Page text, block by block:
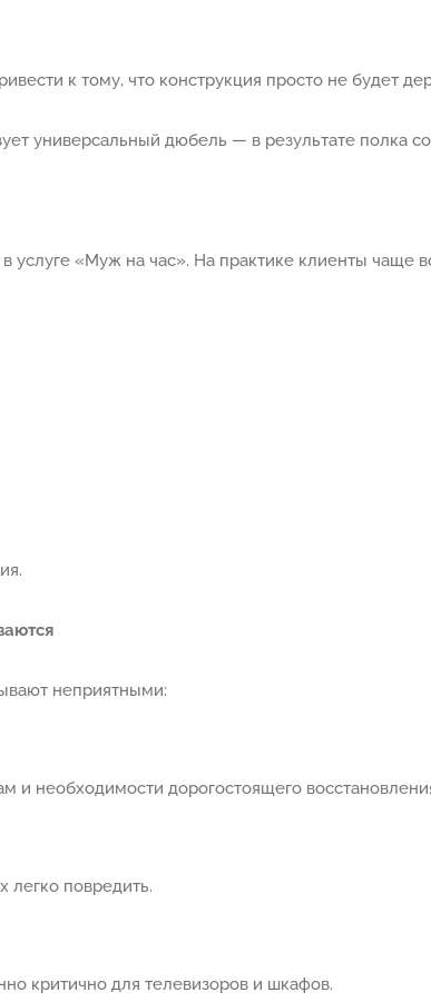
к тому, что конструкция просто не будет
универсальный дюбель — в результате полка
«Муж на час». На практике клиенты чаще
неприятными:
необходимости дорогостоящего
легко повредить.
критично для телевизоров и шкафов.